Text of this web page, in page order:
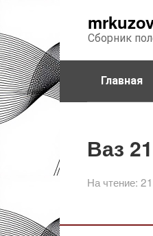
контенту
Сборник
Главная
Ваз
На чтение: